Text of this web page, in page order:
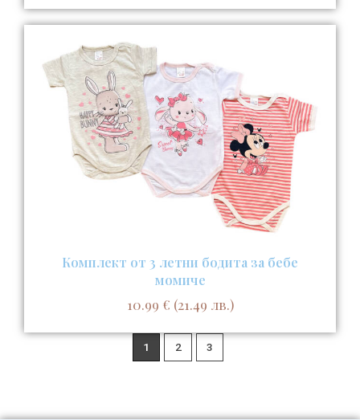
Комплект от 3 летни бодита за бебе
момиче
10.99 € (21.49 лв.)
1 2 3